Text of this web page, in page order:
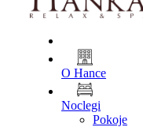
O Hance
Noclegi
Pokoje